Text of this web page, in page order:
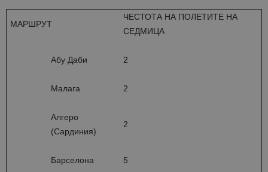
МАРШРУТ
ЧЕСТОТА НА ПОЛЕТИТЕ НА
СЕДМИЦА
Абу Даби 2
Малага 2
Алгеро
(Сардиния)
2
Барселона 5